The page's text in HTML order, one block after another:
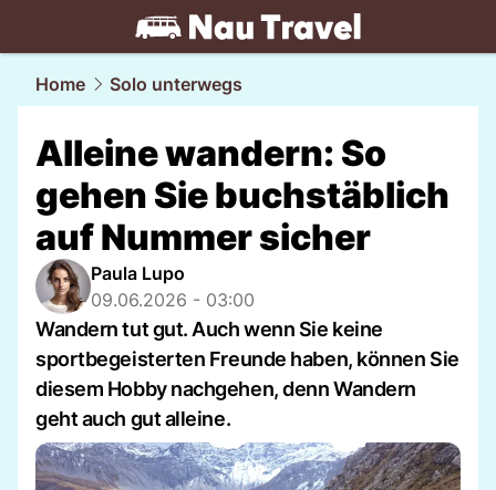
travel.NAU.ch
Home Solo unterwegs
Alleine wandern: So
gehen Sie buchstäblich
auf Nummer sicher
Paula Lupo
09.06.2026 - 03:00
Wandern tut gut. Auch wenn Sie keine
sportbegeisterten Freunde haben, können Sie
diesem Hobby nachgehen, denn Wandern
geht auch gut alleine.